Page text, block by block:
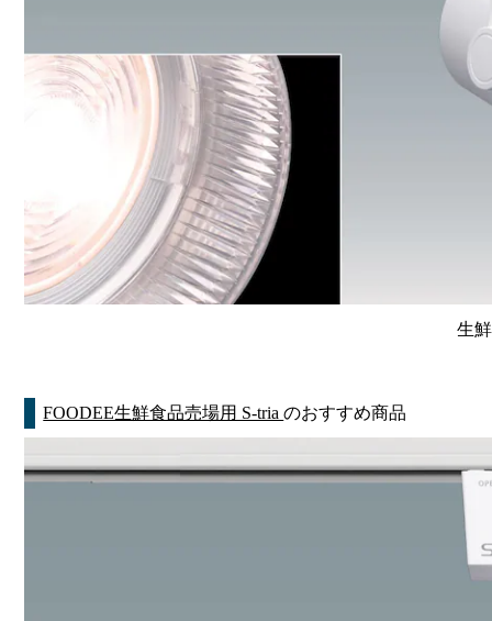
生
FOODEE生鮮食品売場用 S-triaのおすすめ商品